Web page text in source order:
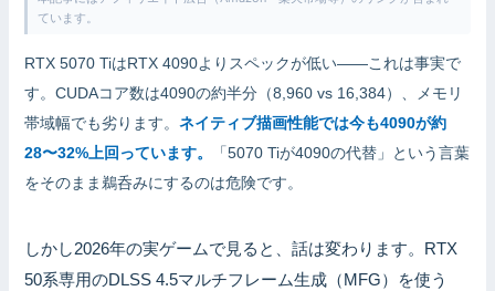
ています。
RTX 5070 TiはRTX 4090よりスペックが低い——これは事実で
す。CUDAコア数は4090の約半分（8,960 vs 16,384）、メモリ
帯域幅でも劣ります。ネイティブ描画性能では今も4090が約
28〜32%上回っています。
「5070 Tiが4090の代替」という言葉
をそのまま鵜呑みにするのは危険です。
しかし2026年の実ゲームで見ると、話は変わります。RTX
50系専用のDLSS 4.5マルチフレーム生成（MFG）を使う